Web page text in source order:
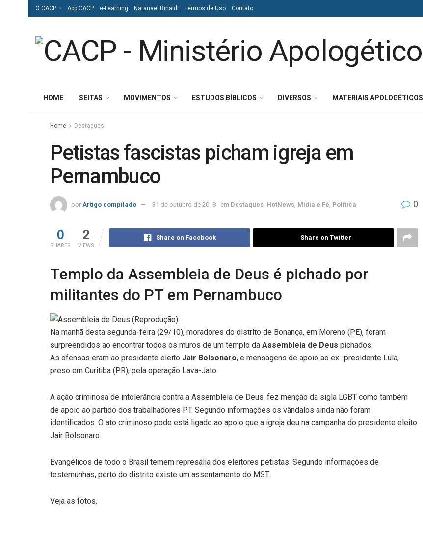
O CACP App CACP e-Learning Natanael Rinaldi Termos de Uso Contato
HOME SEITAS MOVIMENTOS ESTUDOS BÍBLICOS DIVERSOS MATERIAIS APOLOGÉTICOS
Home Destaques
Petistas fascistas picham igreja em
Pernambuco
por Artigo compilado 31 de outubro de 2018 em Destaques HotNews Mídia e Fé Política 0
0
SHARES
2
VIEWS
Share on Facebook Share on Twitter
Templo da Assembleia de Deus é pichado por
militantes do PT em Pernambuco
Na manhã desta segunda-feira (29/10), moradores do distrito de Bonança, em Moreno (PE), foram
surpreendidos ao encontrar todos os muros de um templo da Assembleia de Deus pichados.
As ofensas eram ao presidente eleito Jair Bolsonaro, e mensagens de apoio ao ex- presidente Lula,
preso em Curitiba (PR), pela operação Lava-Jato.
A ação criminosa de intolerância contra a Assembleia de Deus, fez menção da sigla LGBT como também
de apoio ao partido dos trabalhadores PT. Segundo informações os vândalos ainda não foram
identificados. O ato criminoso pode está ligado ao apoio que a igreja deu na campanha do presidente eleito
Jair Bolsonaro.
Evangélicos de todo o Brasil temem represália dos eleitores petistas. Segundo informações de
testemunhas, perto do distrito existe um assentamento do MST.
Veja as fotos.